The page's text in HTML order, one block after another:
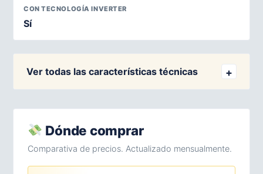
CON TECNOLOGÍA INVERTER
Sí
Ver todas las características técnicas
Dónde comprar
Comparativa de precios. Actualizado mensualmente.